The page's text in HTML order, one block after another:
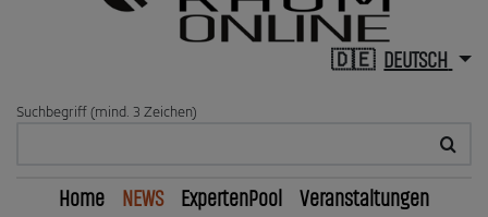
DEUTSCH
Suchbegriff (mind. 3 Zeichen)
Home NEWS ExpertenPool
Veranstaltungen